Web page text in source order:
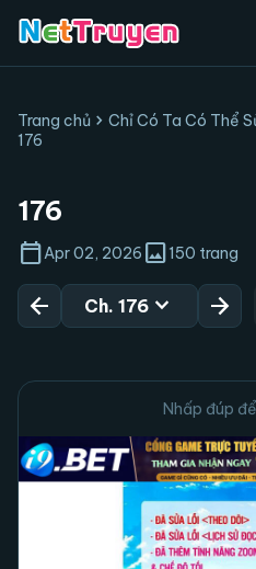
Trang chủ chevron_right Chỉ Có Ta Có Thể
176
176
calendar_todayApr 02, 2026 image150 trang
arrow_back Ch. 176 expand_more arrow_forward
Nhấp đúp